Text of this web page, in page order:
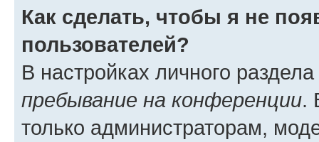
Как сделать, чтобы я не
пользователей?
В настройках личного
пребывание на конференции.
только администраторам,